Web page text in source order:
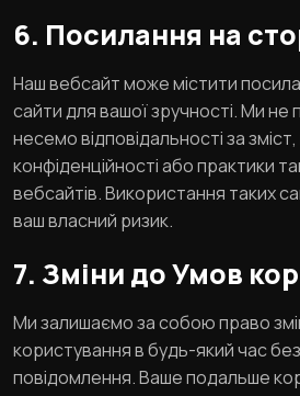
6. Посилання на
Наш вебсайт може містити
сайти для вашої зручності. Ми не
несемо відповідальності за зміст,
конфіденційності або практики
вебсайтів. Використання таких
ваш власний ризик.
7. Зміни до Умов
Ми залишаємо за собою право
користування в будь-який час
повідомлення. Ваше подальше